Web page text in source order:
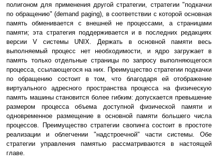
полигоном для применения другой стратегии, стратегии "подкачки
по обращению" (demand paging), в соответствии с которой основная
память обменивается с внешней не процессами, а страницами
памяти; эта стратегия поддерживается и в последних редакциях
версии V системы UNIX. Держать в основной памяти весь
выполняемый процесс нет необходимости, и ядро загружает в
память только отдельные страницы по запросу выполняющегося
процесса, ссылающегося на них. Преимущество стратегии подкачки
по обращению состоит в том, что благодаря ей отображение
виртуального адресного пространства процесса на физическую
память машины становится более гибким: допускается превышение
размером процесса объема доступной физической памяти и
одновременное размещение в основной памяти большего числа
процессов. Преимущество стратегии свопинга состоит в простоте
реализации и облегчении "надстроечной" части системы. Обе
стратегии управления памятью рассматриваются в настоящей
главе.